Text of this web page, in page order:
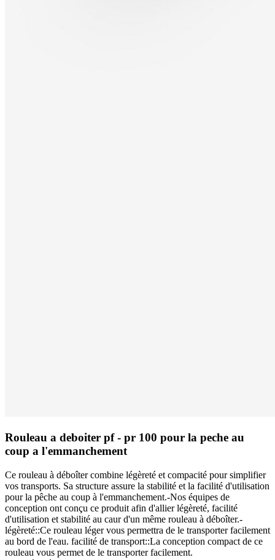
Rouleau a deboiter pf - pr 100 pour la peche au
coup a l'emmanchement
Ce rouleau à déboîter combine légèreté et compacité pour simplifier
vos transports. Sa structure assure la stabilité et la facilité d'utilisation
pour la pêche au coup à l'emmanchement.-Nos équipes de
conception ont conçu ce produit afin d'allier légèreté, facilité
d'utilisation et stabilité au caur d'un même rouleau à déboîter.-
légèreté::Ce rouleau léger vous permettra de le transporter facilement
au bord de l'eau. facilité de transport::La conception compact de ce
rouleau vous permet de le transporter facilement.